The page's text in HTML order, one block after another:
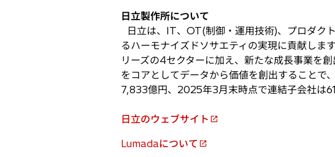
い
タ
ブ
で
開
く
日立製作所について
日立は、IT、OT(制御・運用技術)、プロダク
るハーモナイズドソサエティの実現に貢献しま
リーズの4セクターに加え、新たな成長事業を
をコアとしてデータから価値を創出すること
7,833億円、2025年3月末時点で連結子会社は
日立のウェブサイト
新
し
Lumadaについて
新